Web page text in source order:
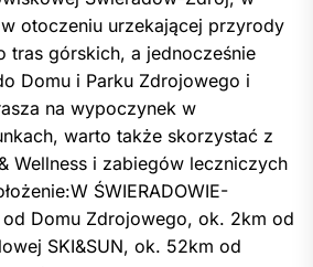
otoczeniu urzekającej przyrody
tras górskich, a jednocześnie
Domu i Parku Zdrojowego i
na wypoczynek w
warto także skorzystać z
Wellness i zabiegów leczniczych
ŚWIERADOWIE-
od Domu Zdrojowego, ok. 2km od
SKI&SUN, ok. 52km od